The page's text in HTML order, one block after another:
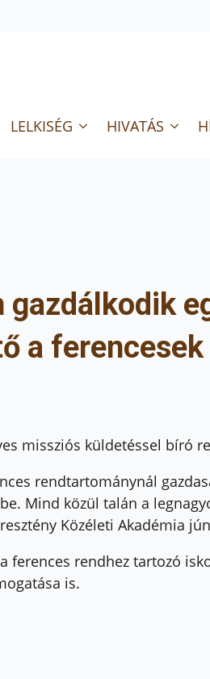
LELKISÉG HIVATÁS
gazdálkodik
a
missziós küldetéssel bíró
rendtartománynál
Mind közül talán a
Közéleti Akadémia
ferences rendhez tartozó
is.